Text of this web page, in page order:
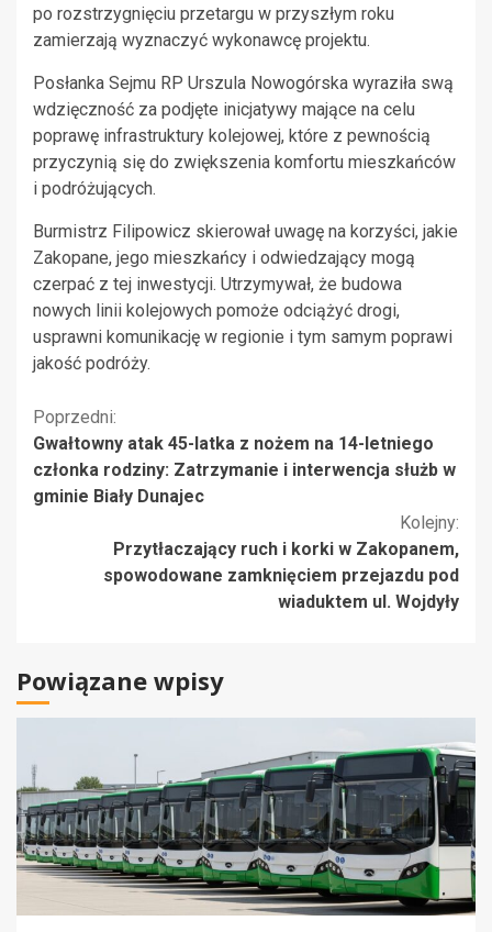
po rozstrzygnięciu przetargu w przyszłym roku
zamierzają wyznaczyć wykonawcę projektu.
Posłanka Sejmu RP Urszula Nowogórska wyraziła swą
wdzięczność za podjęte inicjatywy mające na celu
poprawę infrastruktury kolejowej, które z pewnością
przyczynią się do zwiększenia komfortu mieszkańców
i podróżujących.
Burmistrz Filipowicz skierował uwagę na korzyści, jakie
Zakopane, jego mieszkańcy i odwiedzający mogą
czerpać z tej inwestycji. Utrzymywał, że budowa
nowych linii kolejowych pomoże odciążyć drogi,
usprawni komunikację w regionie i tym samym poprawi
jakość podróży.
Kontynuuj
czytanie
Poprzedni:
Gwałtowny atak 45-latka z nożem na 14-letniego
członka rodziny: Zatrzymanie i interwencja służb w
gminie Biały Dunajec
Kolejny:
Przytłaczający ruch i korki w Zakopanem,
spowodowane zamknięciem przejazdu pod
wiaduktem ul. Wojdyły
Powiązane wpisy